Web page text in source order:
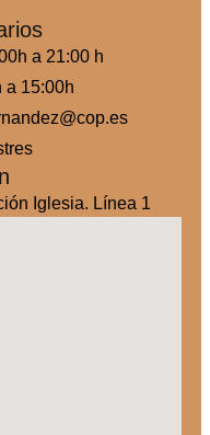
a 21:00 h
a 15:00h
Iglesia. Línea 1